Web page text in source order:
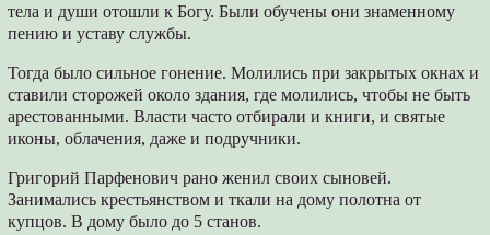
тела и души отошли к Богу. Были обучены они знаменному
пению и уставу службы.
Тогда было сильное гонение. Молились при закрытых окнах и
ставили сторожей около здания, где молились, чтобы не быть
арестованными. Власти часто отбирали и книги, и святые
иконы, облачения, даже и подручники.
Григорий Парфенович рано женил своих сыновей.
Занимались крестьянством и ткали на дому полотна от
купцов. В дому было до 5 станов.